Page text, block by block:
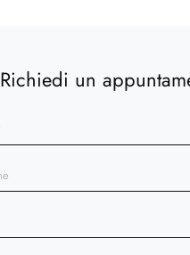
Richiedi un